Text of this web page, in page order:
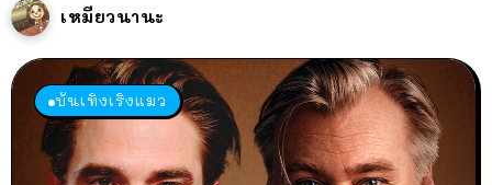
เหมียวนานะ
บันเทิงเริงแมว